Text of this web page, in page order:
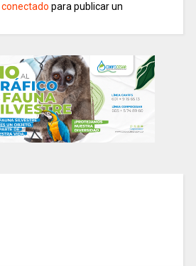
conectado para publicar un